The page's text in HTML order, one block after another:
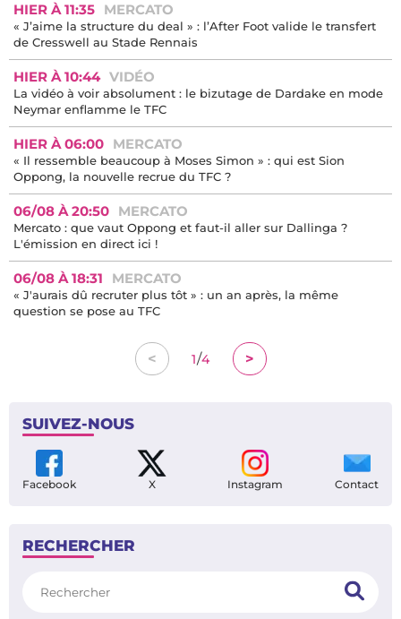
HIER À 11:35 MERCATO
« J’aime la structure du deal » : l’After Foot valide le transfert
de Cresswell au Stade Rennais
HIER À 10:44 VIDÉO
La vidéo à voir absolument : le bizutage de Dardake en mode
Neymar enflamme le TFC
HIER À 06:00 MERCATO
« Il ressemble beaucoup à Moses Simon » : qui est Sion
Oppong, la nouvelle recrue du TFC ?
06/08 À 20:50 MERCATO
Mercato : que vaut Oppong et faut-il aller sur Dallinga ?
L'émission en direct ici !
06/08 À 18:31 MERCATO
« J'aurais dû recruter plus tôt » : un an après, la même
question se pose au TFC
< 1/4 >
SUIVEZ-NOUS
Facebook X Instagram Contact
RECHERCHER